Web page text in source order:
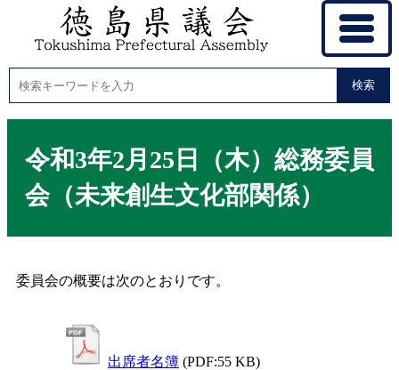
検索
令和3年2月25日（木）総務委員
会（未来創生文化部関係）
委員会の概要は次のとおりです。
出席者名簿 (PDF:55 KB)